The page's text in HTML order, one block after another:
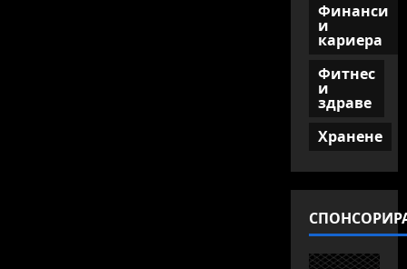
Финанси
и
кариера
Фитнес
и
здраве
Хранене